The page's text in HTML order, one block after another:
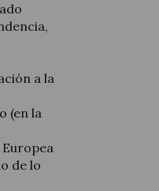
a la
(en la
de lo